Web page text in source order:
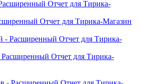
Отчет для Тирика-Магазин
Отчет для Тирика-